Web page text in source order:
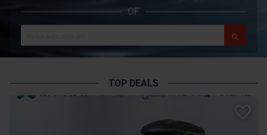
OF
TOP DEALS